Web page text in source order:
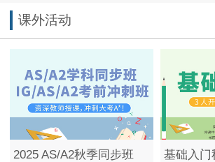
课外活动
2025 AS/A2秋季同步班 基础入门